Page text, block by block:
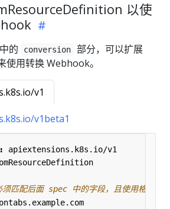
以使
中的 conversion 部分，可以扩展
使用转换 Webhook。
v1
v1beta1
:
apiextensions.k8s.io/v1
须匹配后面 spec 中的字段，且使用格式